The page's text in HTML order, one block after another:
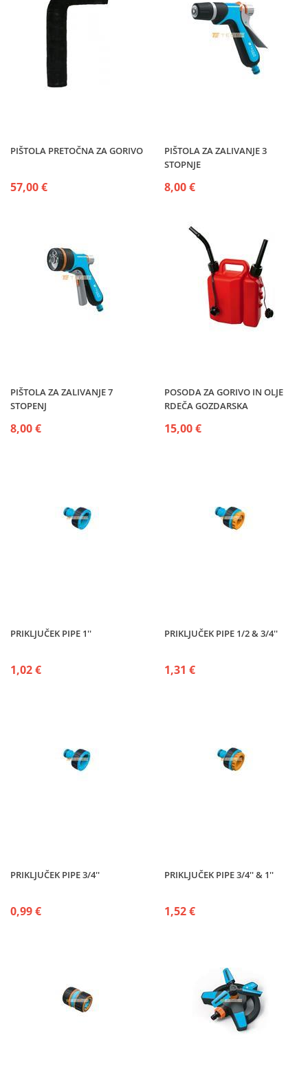
PIŠTOLA PRETOČNA ZA GORIVO
57,00 €
PIŠTOLA ZA ZALIVANJE 3
STOPNJE
8,00 €
PIŠTOLA ZA ZALIVANJE 7
STOPENJ
8,00 €
POSODA ZA GORIVO IN OLJE
RDEČA GOZDARSKA
15,00 €
PRIKLJUČEK PIPE 1''
1,02 €
PRIKLJUČEK PIPE 1/2 & 3/4''
1,31 €
PRIKLJUČEK PIPE 3/4''
0,99 €
PRIKLJUČEK PIPE 3/4'' & 1''
1,52 €